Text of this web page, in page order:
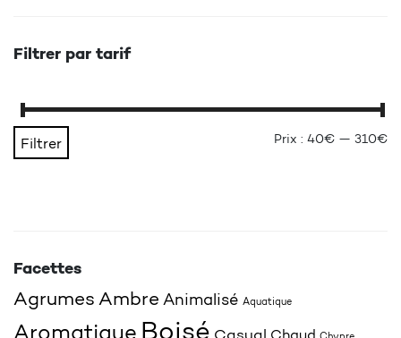
Filtrer par tarif
Filtrer Prix : 40€ — 310€
Facettes
Agrumes Ambre Animalisé Aquatique